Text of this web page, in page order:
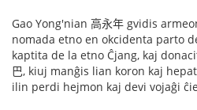
Gao Yong'nian 高永年 gvidis
nomada etno en okcidenta parto
kaptita de la etno Ĉjang, kaj
巴, kiuj manĝis lian koron kaj
ilin perdi hejmon kaj devi vojaĝi